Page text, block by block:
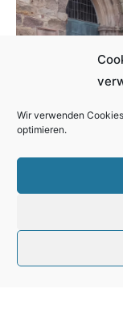
Wir verwenden
optimieren.